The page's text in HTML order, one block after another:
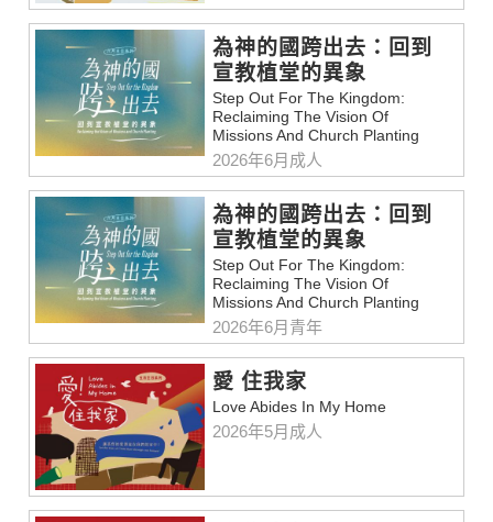
為神的國跨出去：回到
宣教植堂的異象
Step Out For The Kingdom:
Reclaiming The Vision Of
Missions And Church Planting
2026年6月成人
為神的國跨出去：回到
宣教植堂的異象
Step Out For The Kingdom:
Reclaiming The Vision Of
Missions And Church Planting
2026年6月青年
愛 住我家
Love Abides In My Home
2026年5月成人